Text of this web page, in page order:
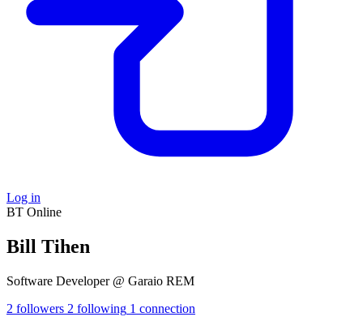
Log in
BT Online
Bill Tihen
Software Developer @ Garaio REM
2 followers 2 following 1 connection